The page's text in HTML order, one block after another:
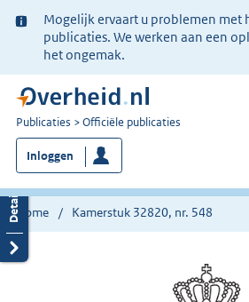
Ter
informatie:
Mogelijk ervaart u problemen met
publicaties. We werken aan een
het ongemak.
U
bent
nu
hier:
Publicaties Officiële publicaties
Inloggen
Home Kamerstuk 32820, nr. 548